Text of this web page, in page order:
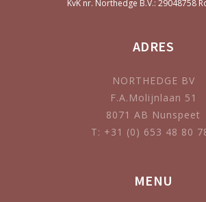
KvK nr. Northedge B.V.: 29048758
ADRES
NORTHEDGE BV
F.A.Molijnlaan 51
8071 AB Nunspeet
T: +31 (0) 653 48 80
MENU